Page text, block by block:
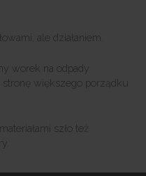
ale działaniem.
worek na odpady
większego porządku
szło też